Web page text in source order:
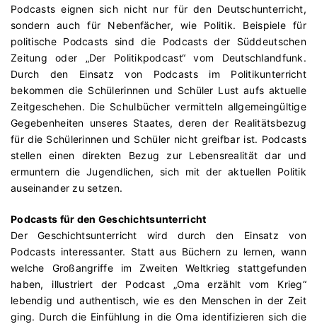
Podcasts eignen sich nicht nur für den Deutschunterricht,
sondern auch für Nebenfächer, wie Politik. Beispiele für
politische Podcasts sind die Podcasts der Süddeutschen
Zeitung oder „Der Politikpodcast“ vom Deutschlandfunk.
Durch den Einsatz von Podcasts im Politikunterricht
bekommen die Schülerinnen und Schüler Lust aufs aktuelle
Zeitgeschehen. Die Schulbücher vermitteln allgemeingültige
Gegebenheiten unseres Staates, deren der Realitätsbezug
für die Schülerinnen und Schüler nicht greifbar ist. Podcasts
stellen einen direkten Bezug zur Lebensrealität dar und
ermuntern die Jugendlichen, sich mit der aktuellen Politik
auseinander zu setzen.
Podcasts für den Geschichtsunterricht
Der Geschichtsunterricht wird durch den Einsatz von
Podcasts interessanter. Statt aus Büchern zu lernen, wann
welche Großangriffe im Zweiten Weltkrieg stattgefunden
haben, illustriert der Podcast „Oma erzählt vom Krieg“
lebendig und authentisch, wie es den Menschen in der Zeit
ging. Durch die Einfühlung in die Oma identifizieren sich die